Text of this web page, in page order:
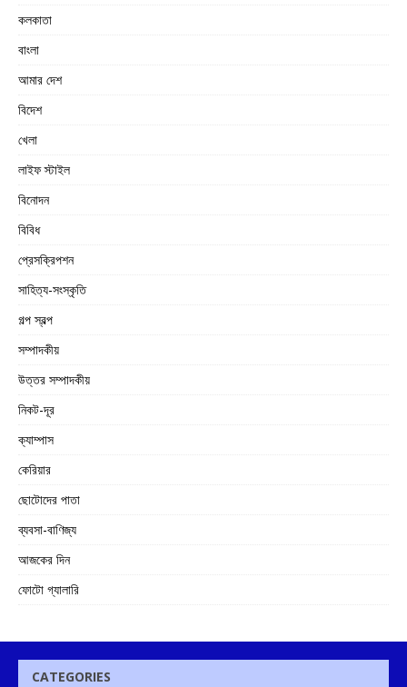
কলকাতা
বাংলা
আমার দেশ
বিদেশ
খেলা
লাইফ স্টাইল
বিনোদন
বিবিধ
প্রেসক্রিপশন
সাহিত্য-সংস্কৃতি
গল্প স্বল্প
সম্পাদকীয়
উত্তর সম্পাদকীয়
নিকট-দূর
ক্যাম্পাস
কেরিয়ার
ছোটোদের পাতা
ব্যবসা-বাণিজ্য
আজকের দিন
ফোটো গ্যালারি
CATEGORIES